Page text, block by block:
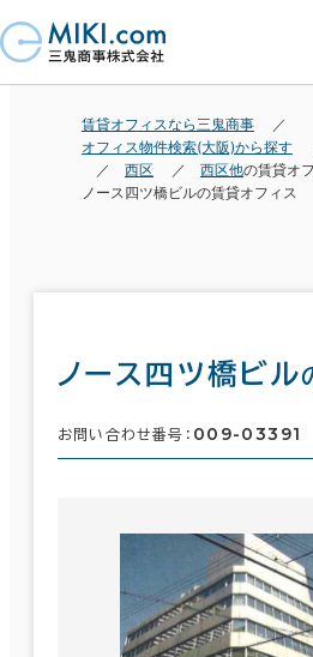
賃貸オフィスなら三鬼商事
オフィス物件検索(大阪)から探す
西区
西区他の賃貸オ
ノース四ツ橋ビルの賃貸オフィス
ノース四ツ橋ビル
お問い合わせ番号： 009-03391